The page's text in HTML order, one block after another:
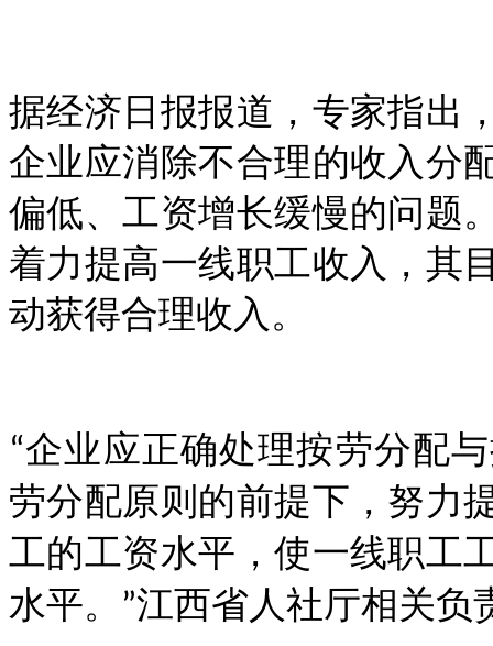
据经济日报报道，专家指出
企业应消除不合理的收入分
偏低、工资增长缓慢的问题
着力提高一线职工收入，其
动获得合理收入。
“企业应正确处理按劳分配
劳分配原则的前提下，努力
工的工资水平，使一线职工
水平。
”江西省人社厅相关负